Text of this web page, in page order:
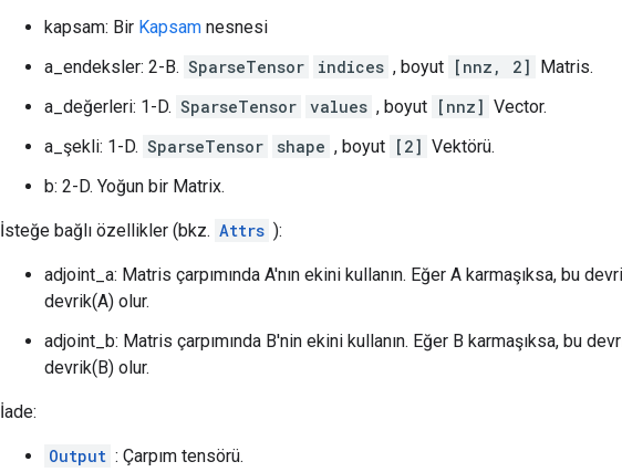
kapsam: Bir Kapsam nesnesi
a_endeksler: 2-B. SparseTensor indices , boyut [nnz, 2] Matris.
a_değerleri: 1-D. SparseTensor values , boyut [nnz] Vector.
a_şekli: 1-D. SparseTensor shape , boyut [2] Vektörü.
b: 2-D. Yoğun bir Matrix.
İsteğe bağlı özellikler (bkz. Attrs ):
adjoint_a: Matris çarpımında A'nın ekini kullanın. Eğer A karmaşıksa, bu
devrik(A) olur.
adjoint_b: Matris çarpımında B'nin ekini kullanın. Eğer B karmaşıksa, bu
devrik(B) olur.
İade:
Output : Çarpım tensörü.